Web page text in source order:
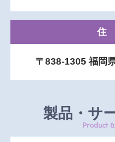
住
〒838-1305 福岡
製品・サ
Product